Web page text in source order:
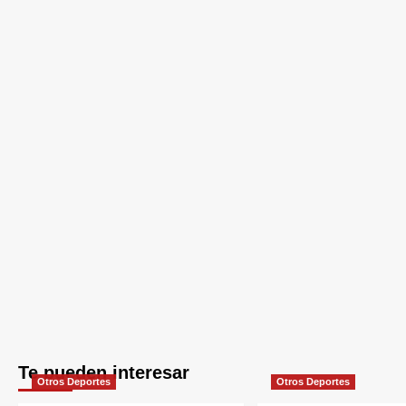
Te pueden interesar
Otros Deportes Otros Deportes